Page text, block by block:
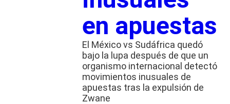
en apuestas
El México vs Sudáfrica quedó
bajo la lupa después de que un
organismo internacional detectó
movimientos inusuales de
apuestas tras la expulsión de
Zwane